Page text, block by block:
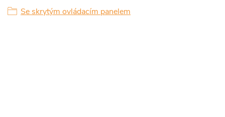
Se skrytým ovládacím panelem